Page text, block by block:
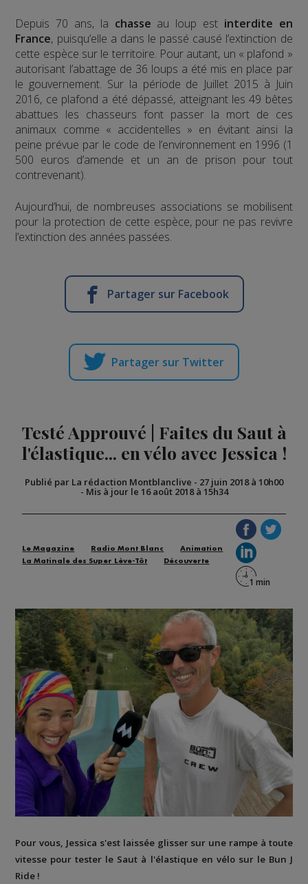
Depuis 70 ans, la chasse au loup est interdite en
France, puisqu’elle a dans le passé causé l’extinction de
cette espèce sur le territoire. Pour autant, un « plafond »
autorisant l’abattage de 36 loups a été mis en place par
le gouvernement. Sur la période de Juillet 2015 à Juin
2016, ce plafond a été dépassé, atteignant les 49 bêtes
abattues les chasseurs font passer la mort de ces
animaux comme « accidentelles » en évitant ainsi la
peine prévue par le code de l’environnement en 1996 (1
500 euros d’amende et un an de prison pour tout
contrevenant).
Aujourd’hui, de nombreuses associations se mobilisent
pour la protection de cette espèce, pour ne pas revivre
l’extinction des années passées.
Partager sur Facebook
Partager sur Twitter
Testé Approuvé | Faites du Saut à
l'élastique... en vélo avec Jessica !
Publié par La rédaction Montblanclive - 27 juin 2018 à 10h00
- Mis à jour le 16 août 2018 à 15h34
Le Magazine Radio Mont Blanc
Animation
La Matinale des Super Lève-Tôt
Découverte
Pour vous, Jessica s'est laissée glisser sur une rampe à toute
vitesse pour tester le Saut à l'élastique en vélo sur le Bun J
Ride !